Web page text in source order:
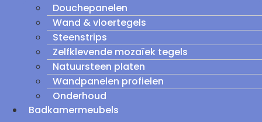
Douchepanelen
Wand & vloertegels
Steenstrips
Zelfklevende mozaïek tegels
Natuursteen platen
Wandpanelen profielen
Onderhoud
Badkamermeubels